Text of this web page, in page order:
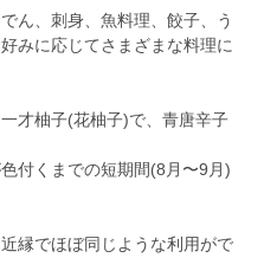
ん、刺身、魚料理、餃子、う
みに応じてさまざまな料理に
才柚子(花柚子)で、青唐辛子
付くまでの短期間(8月〜9月)
縁でほぼ同じような利用がで